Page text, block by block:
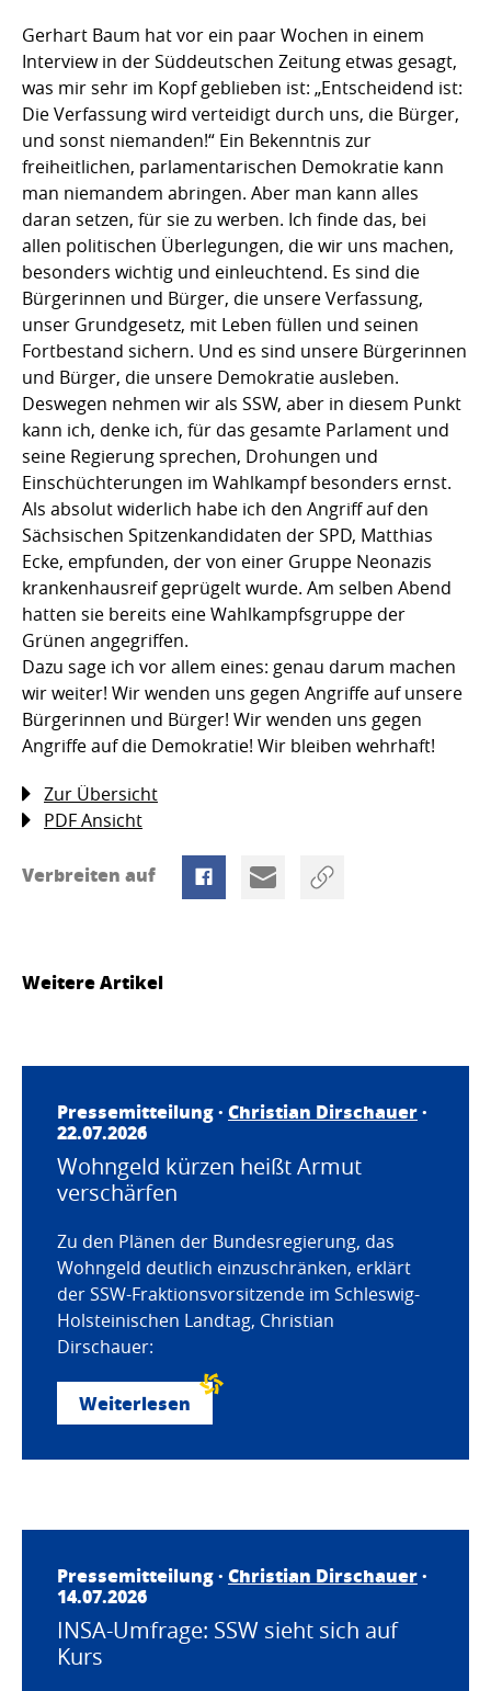
Gerhart Baum hat vor ein paar Wochen in einem
Interview in der Süddeutschen Zeitung etwas gesagt,
was mir sehr im Kopf geblieben ist: „Entscheidend ist:
Die Verfassung wird verteidigt durch uns, die Bürger,
und sonst niemanden!“ Ein Bekenntnis zur
freiheitlichen, parlamentarischen Demokratie kann
man niemandem abringen. Aber man kann alles
daran setzen, für sie zu werben. Ich finde das, bei
allen politischen Überlegungen, die wir uns machen,
besonders wichtig und einleuchtend. Es sind die
Bürgerinnen und Bürger, die unsere Verfassung,
unser Grundgesetz, mit Leben füllen und seinen
Fortbestand sichern. Und es sind unsere Bürgerinnen
und Bürger, die unsere Demokratie ausleben.
Deswegen nehmen wir als SSW, aber in diesem Punkt
kann ich, denke ich, für das gesamte Parlament und
seine Regierung sprechen, Drohungen und
Einschüchterungen im Wahlkampf besonders ernst.
Als absolut widerlich habe ich den Angriff auf den
Sächsischen Spitzenkandidaten der SPD, Matthias
Ecke, empfunden, der von einer Gruppe Neonazis
krankenhausreif geprügelt wurde. Am selben Abend
hatten sie bereits eine Wahlkampfsgruppe der
Grünen angegriffen.
Dazu sage ich vor allem eines: genau darum machen
wir weiter! Wir wenden uns gegen Angriffe auf unsere
Bürgerinnen und Bürger! Wir wenden uns gegen
Angriffe auf die Demokratie! Wir bleiben wehrhaft!
Zur Übersicht
PDF Ansicht
Verbreiten auf
Weitere Artikel
Pressemitteilung · Christian Dirschauer·
22.07.2026
Wohngeld kürzen heißt Armut
verschärfen
Zu den Plänen der Bundesregierung, das
Wohngeld deutlich einzuschränken, erklärt
der SSW-Fraktionsvorsitzende im Schleswig-
Holsteinischen Landtag, Christian
Dirschauer:
Weiterlesen
Pressemitteilung · Christian Dirschauer·
14.07.2026
INSA-Umfrage: SSW sieht sich auf
Kurs